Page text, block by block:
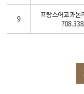
9
프랑스어교과논